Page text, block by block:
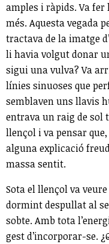
amples i ràpids. Va fer
més. Aquesta vegada
tractava de la imatge
li havia volgut donar
sigui una vulva? Va
línies sinuoses que
semblaven uns llavis
entrava un raig de sol
llençol i va pensar
alguna explicació
massa sentit.
Sota el llençol va
dormint despullat al
sobte. Amb tota
gest d’incorporar-se.